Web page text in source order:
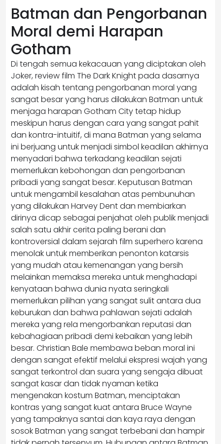
Batman dan Pengorbanan
Moral demi Harapan
Gotham
Di tengah semua kekacauan yang diciptakan oleh
Joker, review film The Dark Knight pada dasarnya
adalah kisah tentang pengorbanan moral yang
sangat besar yang harus dilakukan Batman untuk
menjaga harapan Gotham City tetap hidup
meskipun harus dengan cara yang sangat pahit
dan kontra-intuitif, di mana Batman yang selama
ini berjuang untuk menjadi simbol keadilan akhirnya
menyadari bahwa terkadang keadilan sejati
memerlukan kebohongan dan pengorbanan
pribadi yang sangat besar. Keputusan Batman
untuk mengambil kesalahan atas pembunuhan
yang dilakukan Harvey Dent dan membiarkan
dirinya dicap sebagai penjahat oleh publik menjadi
salah satu akhir cerita paling berani dan
kontroversial dalam sejarah film superhero karena
menolak untuk memberikan penonton katarsis
yang mudah atau kemenangan yang bersih
melainkan memaksa mereka untuk menghadapi
kenyataan bahwa dunia nyata seringkali
memerlukan pilihan yang sangat sulit antara dua
keburukan dan bahwa pahlawan sejati adalah
mereka yang rela mengorbankan reputasi dan
kebahagiaan pribadi demi kebaikan yang lebih
besar. Christian Bale membawa beban moral ini
dengan sangat efektif melalui ekspresi wajah yang
sangat terkontrol dan suara yang sengaja dibuat
sangat kasar dan tidak nyaman ketika
mengenakan kostum Batman, menciptakan
kontras yang sangat kuat antara Bruce Wayne
yang tampaknya santai dan kaya raya dengan
sosok Batman yang sangat terbebani dan hampir